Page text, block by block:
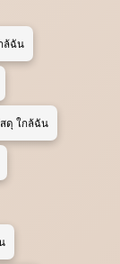
ล้ฉัน
ดุ ใกล้ฉัน